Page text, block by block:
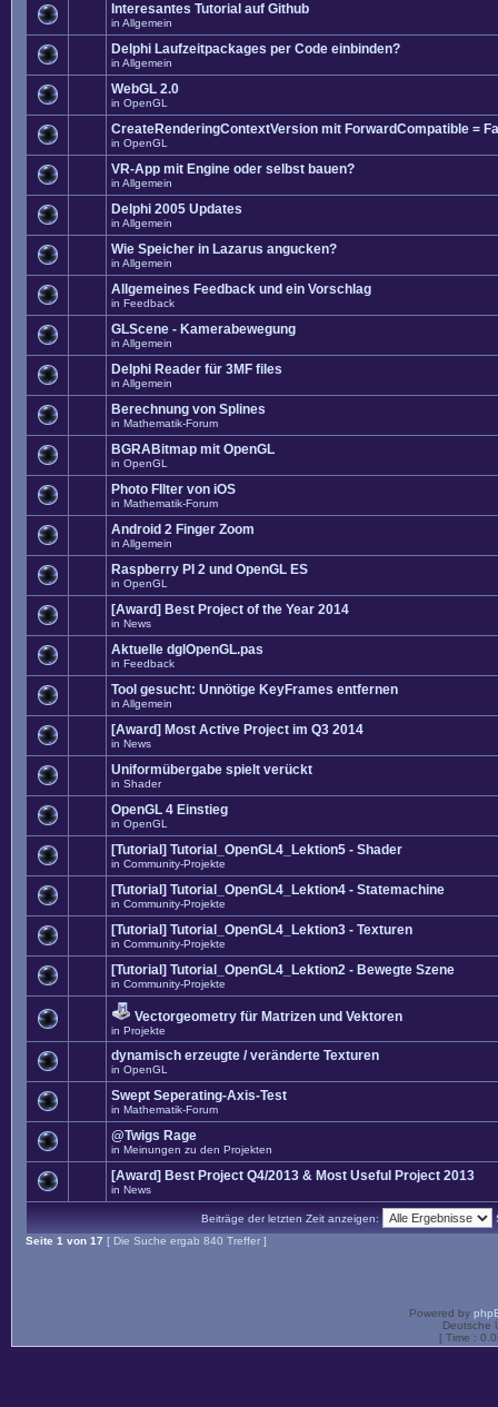
Interesantes Tutorial auf Github
in Allgemein
Delphi Laufzeitpackages per Code einbinden?
in Allgemein
WebGL 2.0
in OpenGL
CreateRenderingContextVersion mit ForwardCompatible =
in OpenGL
VR-App mit Engine oder selbst bauen?
in Allgemein
Delphi 2005 Updates
in Allgemein
Wie Speicher in Lazarus angucken?
in Allgemein
Allgemeines Feedback und ein Vorschlag
in Feedback
GLScene - Kamerabewegung
in Allgemein
Delphi Reader für 3MF files
in Allgemein
Berechnung von Splines
in Mathematik-Forum
BGRABitmap mit OpenGL
in OpenGL
Photo FIlter von iOS
in Mathematik-Forum
Android 2 Finger Zoom
in Allgemein
Raspberry PI 2 und OpenGL ES
in OpenGL
[Award] Best Project of the Year 2014
in News
Aktuelle dglOpenGL.pas
in Feedback
Tool gesucht: Unnötige KeyFrames entfernen
in Allgemein
[Award] Most Active Project im Q3 2014
in News
Uniformübergabe spielt verückt
in Shader
OpenGL 4 Einstieg
in OpenGL
[Tutorial] Tutorial_OpenGL4_Lektion5 - Shader
in Community-Projekte
[Tutorial] Tutorial_OpenGL4_Lektion4 - Statemachine
in Community-Projekte
[Tutorial] Tutorial_OpenGL4_Lektion3 - Texturen
in Community-Projekte
[Tutorial] Tutorial_OpenGL4_Lektion2 - Bewegte Szene
in Community-Projekte
Vectorgeometry für Matrizen und Vektoren
in Projekte
dynamisch erzeugte / veränderte Texturen
in OpenGL
Swept Seperating-Axis-Test
in Mathematik-Forum
@Twigs Rage
in Meinungen zu den Projekten
[Award] Best Project Q4/2013 & Most Useful Project 2013
in News
Beiträge der letzten Zeit anzeigen:
Seite 1 von 17 [ Die Suche ergab 840 Treffer ]
Powered by
Deutsche
[ Time :